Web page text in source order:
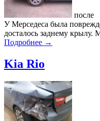
после
У Мерседеса была
досталось заднему крылу.
Подробнее →
Kia Rio